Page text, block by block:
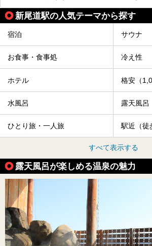
新尾道駅の人気テーマから探す
宿泊 サウナ
お食事・食事処 冷え性
ホテル 格安（
水風呂 露天風呂
ひとり旅・一人旅 駅近（徒
すべて表示する
露天風呂が楽しめる温泉の魅力